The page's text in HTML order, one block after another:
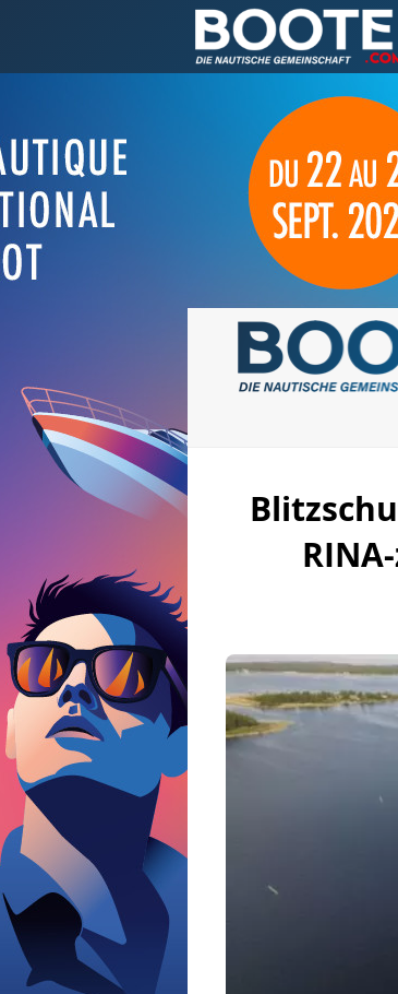
Amateurbau
Stirnlampe
Fender